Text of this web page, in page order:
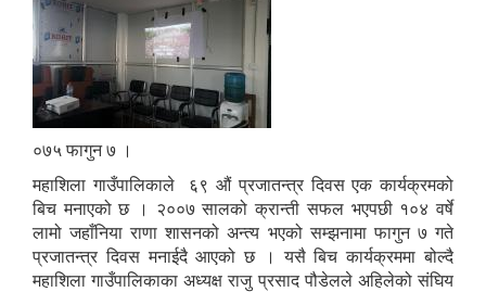
०७५ फागुन ७ ।
महाशिला गाउँपालिकाले ६९ औं प्रजातन्त्र दिवस एक कार्यक्रमको
बिच मनाएको छ । २००७ सालको क्रान्ती सफल भएपछी १०४ वर्षे
लामो जहाँनिया राणा शासनको अन्त्य भएको सम्झनामा फागुन ७ गते
प्रजातन्त्र दिवस मनाईदै आएको छ । यसै बिच कार्यक्रममा बोल्दै
महाशिला गाउँपालिकाका अध्यक्ष राजु प्रसाद पौडेलले अहिलेको संघिय